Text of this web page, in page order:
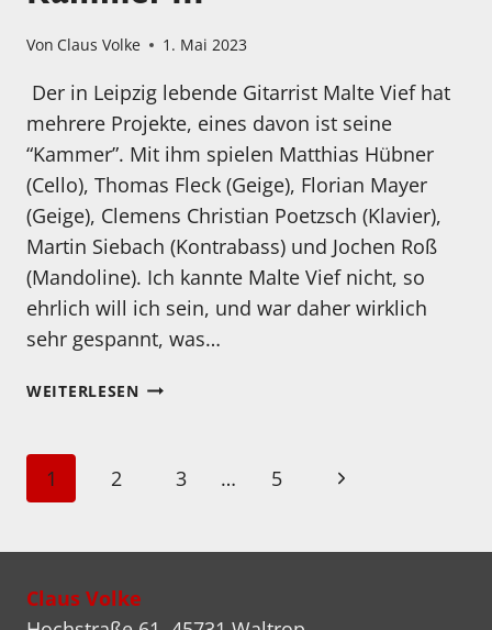
Von Claus Volke 1. Mai 2023
Der in Leipzig lebende Gitarrist Malte Vief hat
mehrere Projekte, eines davon ist seine
“Kammer”. Mit ihm spielen Matthias Hübner
(Cello), Thomas Fleck (Geige), Florian Mayer
(Geige), Clemens Christian Poetzsch (Klavier),
Martin Siebach (Kontrabass) und Jochen Roß
(Mandoline). Ich kannte Malte Vief nicht, so
ehrlich will ich sein, und war daher wirklich
sehr gespannt, was…
WEITERLESENMEIN
KAMMER
Seitennavigation
1 2 3 … 5
Nächste
Claus Volke